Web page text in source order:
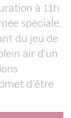
à 11h
spéciale,
du jeu de
air d’un
d’être